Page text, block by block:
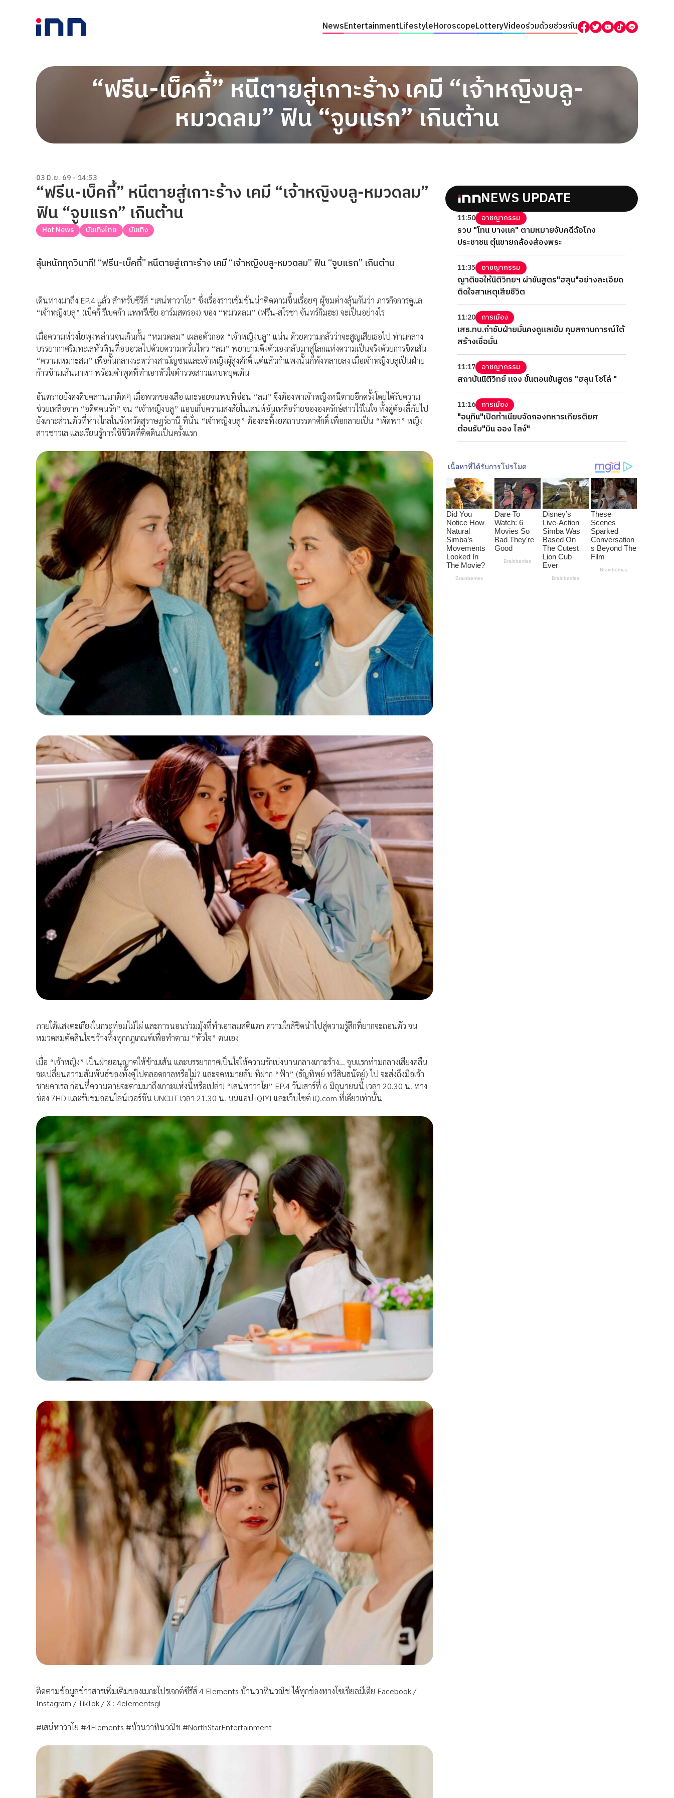
NewsEntertainmentLifestyleHoroscopeLotteryVideoร่วมด้วยช่วยกัน
“ฟรีน-เบ็คกี้” หนีตายสู่เกาะร้าง เคมี “เจ้าหญิงบลู-
หมวดลม” ฟิน “จูบแรก” เกินต้าน
03 มิ.ย. 69 - 14:53
“ฟรีน-เบ็คกี้” หนีตายสู่เกาะร้าง เคมี “เจ้าหญิงบลู-หมวดลม”
ฟิน “จูบแรก” เกินต้าน
Hot News บันเทิงไทย บันเทิง
ลุ้นหนักทุกวินาที! “ฟรีน-เบ็คกี้” หนีตายสู่เกาะร้าง เคมี “เจ้าหญิงบลู-หมวดลม” ฟิน “จูบแรก” เกินต้าน
เดินทางมาถึง EP.4 แล้ว สำหรับซีรีส์ “เสน่หาวาโย” ซึ่งเรื่องราวเข้มข้นน่าติดตามขึ้นเรื่อยๆ ผู้ชมต่างลุ้นกันว่า ภารกิจการดูแล
“เจ้าหญิงบลู” (เบ็คกี้ รีเบคก้า แพทรีเซีย อาร์มสตรอง) ของ “หมวดลม” (ฟรีน-สโรชา จันทร์กิมฮะ) จะเป็นอย่างไร
เมื่อความห่วงใยพุ่งพล่านจนเกินกั้น “หมวดลม” เผลอตัวกอด “เจ้าหญิงบลู” แน่น ด้วยความกลัวว่าจะสูญเสียเธอไป ท่ามกลาง
บรรยากาศริมทะเลหัวหินที่อบอวลไปด้วยความหวั่นไหว “ลม” พยายามดึงตัวเองกลับมาสู่โลกแห่งความเป็นจริงด้วยการขีดเส้น
“ความเหมาะสม” เพื่อกั้นกลางระหว่างสามัญชนและเจ้าหญิงผู้สูงศักดิ์ แต่แล้วกำแพงนั้นก็พังทลายลง เมื่อเจ้าหญิงบลูเป็นฝ่าย
ก้าวข้ามเส้นมาหา พร้อมคำพูดที่ทำเอาหัวใจตำรวจสาวแทบหยุดเต้น
อันตรายยังคงคืบคลานมาติดๆ เมื่อพวกของเสือ แกะรอยจนพบที่ซ่อน “ลม” จึงต้องพาเจ้าหญิงหนีตายอีกครั้งโดยได้รับความ
ช่วยเหลือจาก “อดีตคนรัก” จน “เจ้าหญิงบลู” แอบเก็บความสงสัยในเสน่ห์อันเหลือร้ายขององครักษ์สาวไว้ในใจ ทั้งคู่ต้องลี้ภัยไป
ยังเกาะส่วนตัวที่ห่างไกลในจังหวัดสุราษฎร์ธานี ที่นั่น “เจ้าหญิงบลู” ต้องละทิ้งยศถาบรรดาศักดิ์ เพื่อกลายเป็น “พัดพา” หญิง
สาวชาวเล และเรียนรู้การใช้ชีวิตที่ติดดินเป็นครั้งแรก
ภายใต้แสงตะเกียงในกระท่อมไม้ไผ่ และการนอนร่วมมุ้งที่ทำเอาลมสติแตก ความใกล้ชิดนำไปสู่ความรู้สึกที่ยากจะถอนตัว จน
หมวดลมตัดสินใจขว้างทิ้งทุกกฎเกณฑ์เพื่อทำตาม “หัวใจ” ตนเอง
เมื่อ “เจ้าหญิง” เป็นฝ่ายอนุญาตให้ข้ามเส้น และบรรยากาศเป็นใจให้ความรักเบ่งบานกลางเกาะร้าง… จูบแรกท่ามกลางเสียงคลื่น
จะเปลี่ยนความสัมพันธ์ของทั้งคู่ไปตลอดกาลหรือไม่? และจดหมายลับ ที่ฝาก “ฟ้า” (ธัญทิพย์ ทวีสินธนัตย์) ไป จะส่งถึงมือเจ้า
ชายคาเรล ก่อนที่ความตายจะตามมาถึงเกาะแห่งนี้หรือเปล่า! “เสน่หาวาโย” EP.4 วันเสาร์ที่ 6 มิถุนายนนี้ เวลา 20.30 น. ทาง
ช่อง 7HD และรับชมออนไลน์เวอร์ชัน UNCUT เวลา 21.30 น. บนแอป iQIYI และเว็บไซต์ iQ.com ที่เดียวเท่านั้น
ติดตามข้อมูลข่าวสารเพิ่มเติมของเมกะโปรเจกต์ซีรีส์ 4 Elements บ้านวาทินวณิช ได้ทุกช่องทางโซเชียลมีเดีย Facebook /
Instagram / TikTok / X : 4elementsgl
#เสน่หาวาโย #4Elements #บ้านวาทินวณิช #NorthStarEntertainment
NEWS UPDATE
11:50 อาชญากรรม
รวบ "โทน บางแค" ตามหมายจับคดีฉ้อโกง
ประชาชน ตุ๋นขายกล้องส่องพระ
11:35 อาชญากรรม
ญาติขอให้นิติวิทยฯ ผ่าชันสูตร"ฮลุน"อย่างละเอียด
ติดใจสาเหตุเสียชีวิต
11:20 การเมือง
เสธ.ทบ.กำชับฝ่ายมั่นคงดูแลเข้ม คุมสถานการณ์ใต้
สร้างเชื่อมั่น
11:17 อาชญากรรม
สถาบันนิติวิทย์ แจง ขั้นตอนชันสูตร "ฮลุน โซโล่ "
11:16 การเมือง
"อนุทิน"เปิดทำเนียบจัดกองทหารเกียรติยศ
ต้อนรับ"มิน ออง ไลง์"